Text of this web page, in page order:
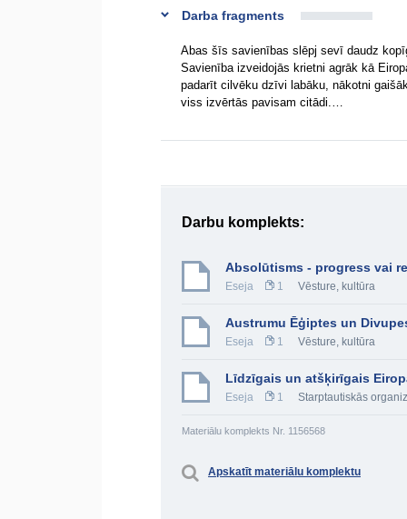
Darba fragments
Abas šīs savienības slēpj sevī daudz
Savienība izveidojās krietni agrāk kā
padarīt cilvēku dzīvi labāku, nākotni
viss izvērtās pavisam citādi.…
Darbu komplekts:
Absolūtisms - progress vai
Eseja 1 Vēsture, kultūra
Austrumu Ēģiptes un
Eseja 1 Vēsture, kultūra
Līdzīgais un atšķirīgais
Eseja 1 Starptautiskās
Materiālu komplekts Nr. 1156568
Apskatīt materiālu komplektu